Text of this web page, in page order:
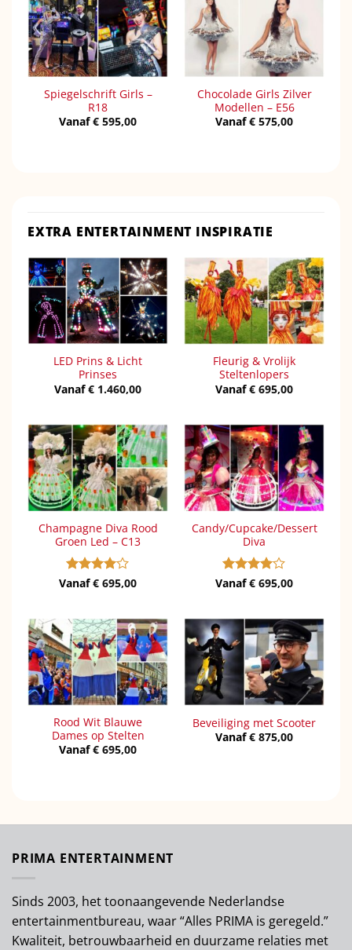
Spiegelschrift Girls –
R18
Vanaf€ 595,00
Chocolade Girls Zilver
Modellen – E56
Vanaf€ 575,00
EXTRA ENTERTAINMENT INSPIRATIE
LED Prins & Licht
Prinses
Vanaf€ 1.460,00
Fleurig & Vrolijk
Steltenlopers
Vanaf€ 695,00
Champagne Diva Rood
Groen Led – C13
Gewaardeerd
Vanaf€ 695,00
Candy/Cupcake/Dessert
Diva
Gewaardeerd
Vanaf€ 695,00
Rood Wit Blauwe
Dames op Stelten
Vanaf€ 695,00
Beveiliging met Scooter
Vanaf€ 875,00
PRIMA ENTERTAINMENT
Sinds 2003, het toonaangevende Nederlandse
entertainmentbureau, waar “Alles PRIMA is geregeld.”
Kwaliteit, betrouwbaarheid en duurzame relaties met